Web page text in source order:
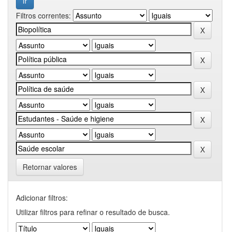
Filtros correntes:
Retornar valores
Adicionar filtros:
Utilizar filtros para refinar o resultado de busca.